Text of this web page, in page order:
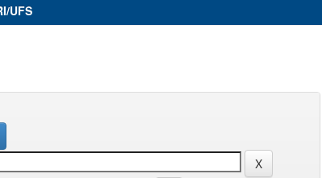
UFS